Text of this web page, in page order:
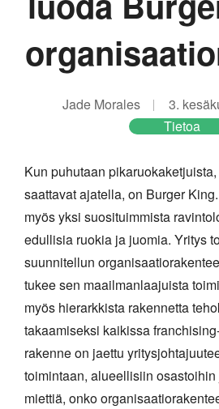
Jade Morales
3.
Tietoa
Kun puhutaan
saattavat ajatella, on Burger
myös yksi suosituimmista
edullisia ruokia ja juomia. Yritys
suunnitellun
tukee sen maailmanlaajuista
myös hierarkkista rakennetta
takaamiseksi kaikissa
rakenne on jaettu
toimintaan, alueellisiin
miettiä, onko